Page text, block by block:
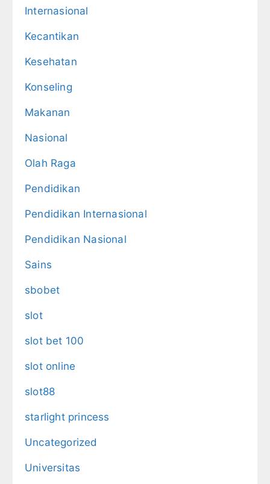
Internasional
Kecantikan
Kesehatan
Konseling
Makanan
Nasional
Olah Raga
Pendidikan
Pendidikan Internasional
Pendidikan Nasional
Sains
sbobet
slot
slot bet 100
slot online
slot88
starlight princess
Uncategorized
Universitas